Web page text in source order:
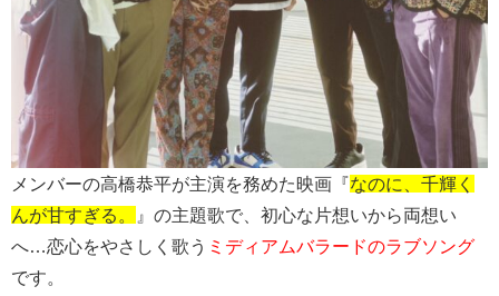
メンバーの高橋恭平が主演を務めた映画『なのに、千輝く
んが甘すぎる。
』の主題歌で、初心な片想いから両想い
へ…恋心をやさしく歌う ミディアムバラードのラブソング
です。